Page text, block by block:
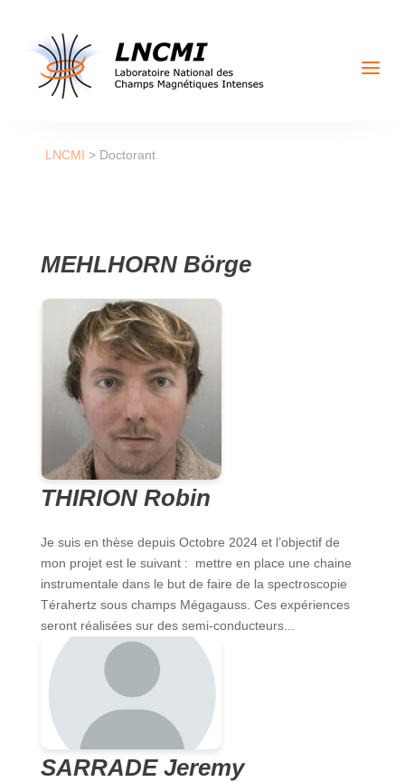
a
LNCMI > Doctorant
MEHLHORN Börge
THIRION Robin
Je suis en thèse depuis Octobre 2024 et l’objectif de
mon projet est le suivant : mettre en place une chaine
instrumentale dans le but de faire de la spectroscopie
Térahertz sous champs Mégagauss. Ces expériences
seront réalisées sur des semi-conducteurs...
SARRADE Jeremy